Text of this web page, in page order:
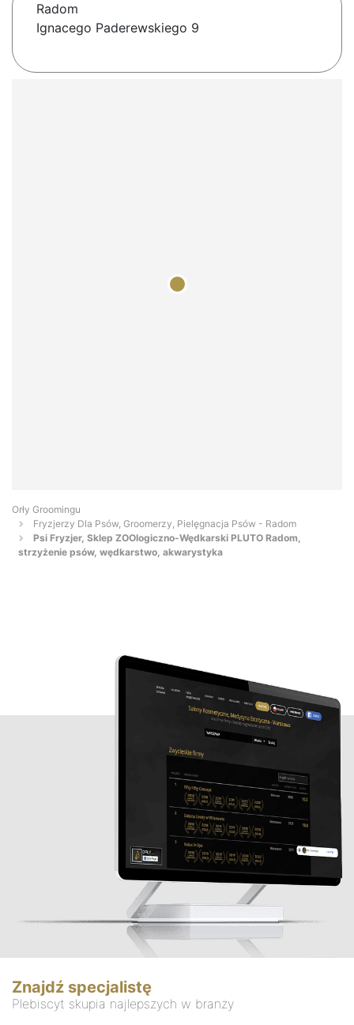
Radom
Ignacego Paderewskiego 9
Orły Groomingu
Fryzjerzy Dla Psów, Groomerzy, Pielęgnacja Psów - Radom
Psi Fryzjer, Sklep ZOOlogiczno-Wędkarski PLUTO Radom,
strzyżenie psów, wędkarstwo, akwarystyka
Znajdź specjalistę
Plebiscyt skupia najlepszych w branży